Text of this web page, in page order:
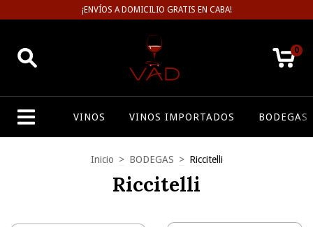
¡ENVÍOS A DOMICILIO GRATIS EN CABA!
0
VINOS VINOS IMPORTADOS BODEGAS
Inicio > BODEGAS > Riccitelli
Riccitelli